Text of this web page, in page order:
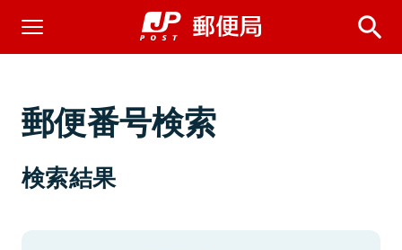
郵便番号検索
検索結果